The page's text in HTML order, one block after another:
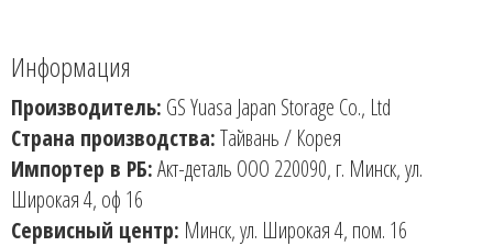
Информация
Производитель: GS Yuasa Japan Storage Co., Ltd
Страна производства:Тайвань / Корея
Импортер в РБ:Акт-деталь ООО 220090, г. Минск, ул.
Широкая 4, оф 16
Сервисный центр: Минск, ул. Широкая 4, пом. 16